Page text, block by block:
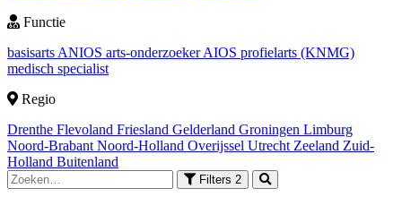
Functie
basisarts ANIOS arts-onderzoekerAIOS profielarts (KNMG)
medisch specialist
Regio
Drenthe Flevoland Friesland Gelderland Groningen Limburg
Noord-Brabant Noord-Holland Overijssel Utrecht Zeeland Zuid-
Holland Buitenland
Filters 2